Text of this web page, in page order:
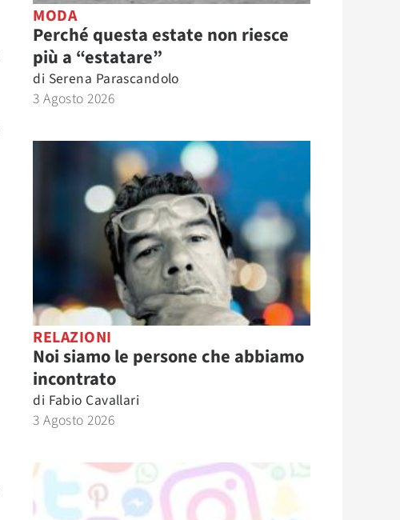
MODA
Perché questa estate non riesce
più a “estatare”
di Serena Parascandolo
3 Agosto 2026
RELAZIONI
Noi siamo le persone che abbiamo
incontrato
di Fabio Cavallari
3 Agosto 2026